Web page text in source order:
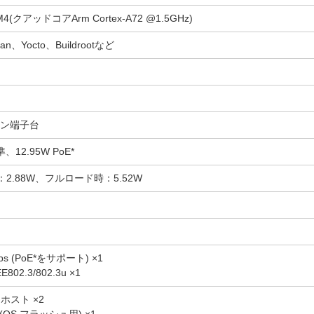
クアッドコアArm Cortex-A72 @1.5GHz)
、Yocto、Buildrootなど
端子台
、12.95W PoE*
2.88W、フルロード時：5.52W
(PoE*をサポート) ×1
802.3u ×1
スト ×2